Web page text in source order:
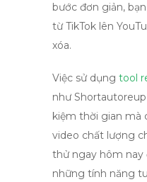
bước đơn giản,
từ TikTok lên
xóa.
Việc sử dụng tool
như
kiệm thời gian mà
video chất lượng
thử ngay hôm nay
những tính năng